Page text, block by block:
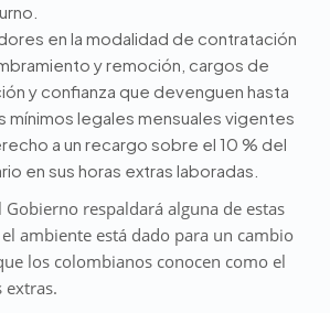
en la modalidad de contratación
y remoción, cargos de
y confianza que devenguen hasta
mínimos legales mensuales vigentes
a un recargo sobre el 10 % del
en sus horas extras laboradas.
Gobierno respaldará alguna de estas
ambiente está dado para un cambio
los colombianos conocen como el
extras.